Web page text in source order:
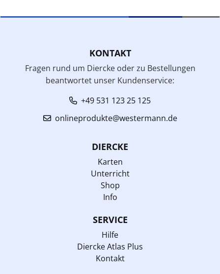
KONTAKT
Fragen rund um Diercke oder zu Bestellungen
beantwortet unser Kundenservice:
+49 531 123 25 125
onlineprodukte@westermann.de
DIERCKE
Karten
Unterricht
Shop
Info
SERVICE
Hilfe
Diercke Atlas Plus
Kontakt